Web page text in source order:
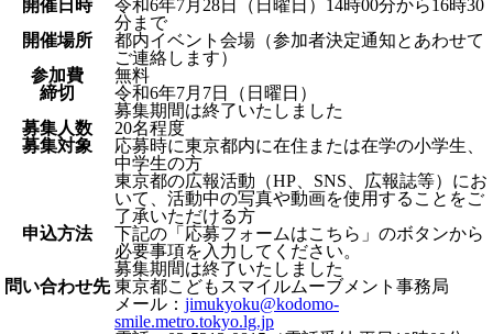
開催日時
令和6年7月28日（日曜日）14時00分から16時30
分まで
開催場所
都内イベント会場（参加者決定通知とあわせて
ご連絡します）
参加費
無料
締切
令和6年7月7日（日曜日）
募集期間は終了いたしました
募集人数
20名程度
募集対象
応募時に東京都内に在住または在学の小学生、
中学生の方
東京都の広報活動（HP、SNS、広報誌等）にお
いて、活動中の写真や動画を使用することをご
了承いただける方
申込方法
下記の「応募フォームはこちら」のボタンから
必要事項を入力してください。
募集期間は終了いたしました
問い合わせ先 東京都こどもスマイルムーブメント事務局
メール： jimukyoku@kodomo-
smile.metro.tokyo.lg.jp